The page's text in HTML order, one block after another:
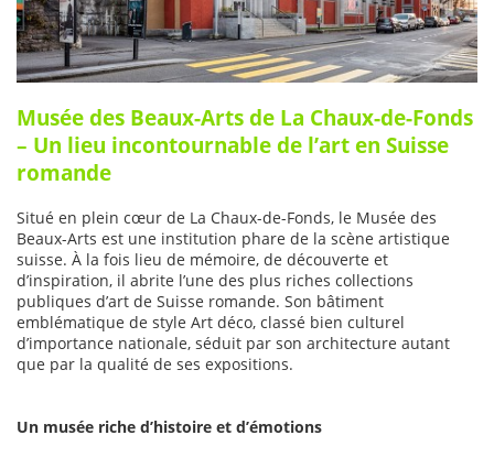
Musée des Beaux-Arts de La Chaux-de-Fonds
– Un lieu incontournable de l’art en Suisse
romande
Situé en plein cœur de La Chaux-de-Fonds, le Musée des
Beaux-Arts est une institution phare de la scène artistique
suisse. À la fois lieu de mémoire, de découverte et
d’inspiration, il abrite l’une des plus riches collections
publiques d’art de Suisse romande. Son bâtiment
emblématique de style Art déco, classé bien culturel
d’importance nationale, séduit par son architecture autant
que par la qualité de ses expositions.
Un musée riche d’histoire et d’émotions